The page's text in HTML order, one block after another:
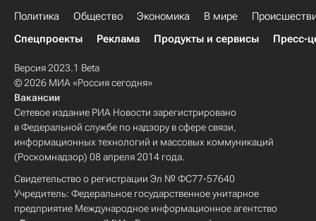
Политика Общество Экономика В мире
Спецпроекты
Реклама Продукты и сервисы Пресс-
Версия 2023.1 Beta
© 2026 МИА «Россия сегодня»
Вакансии
Сетевое издание РИА Новости зарегистрировано
в Федеральной службе по надзору в сфере связи,
информационных технологий и массовых коммуникаций
(Роскомнадзор) 08 апреля 2014 года.
Свидетельство о регистрации Эл № ФС77-57640
Учредитель: Федеральное государственное унитарное
предприятие Международное информационное агентство